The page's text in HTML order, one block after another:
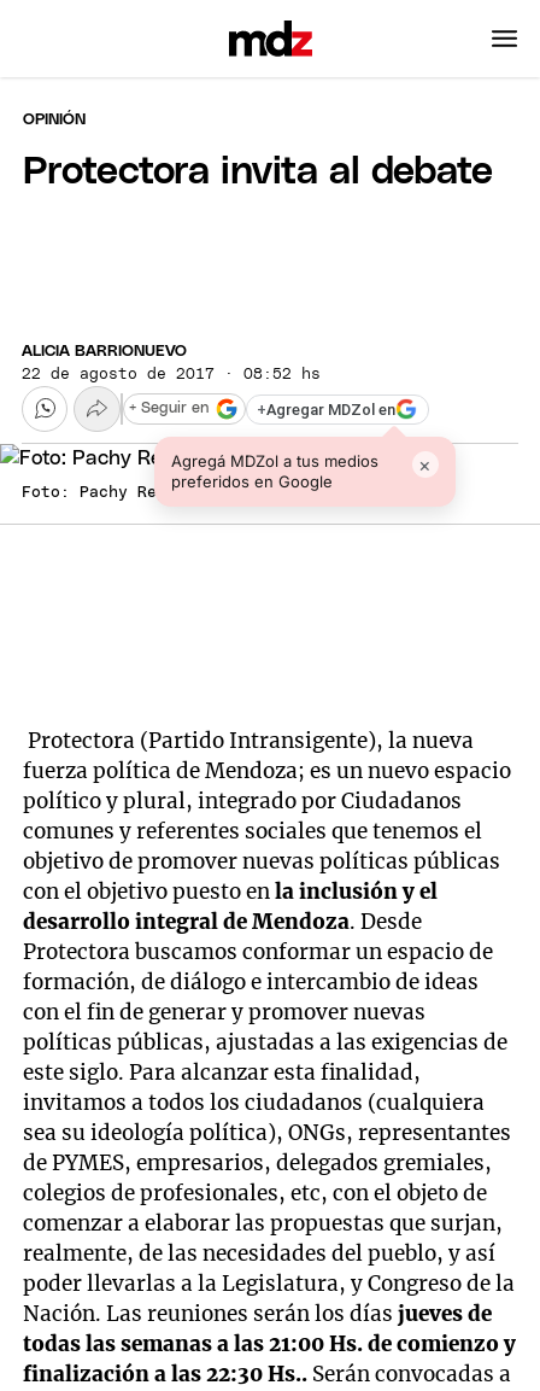
OPINIÓN
Protectora invita al debate
ALICIA BARRIONUEVO
22 de agosto de 2017 · 08:52 hs
+Agregar MDZol en
Agregá MDZol a tus medios
preferidos en Google
×
+ Seguir en
Foto: Pachy Reynoso/MDZ
Protectora (Partido Intransigente), la nueva
fuerza política de Mendoza; es un nuevo espacio
político y plural, integrado por Ciudadanos
comunes y referentes sociales que tenemos el
objetivo de promover nuevas políticas públicas
con el objetivo puesto enla inclusión y el
desarrollo integral de Mendoza. Desde
Protectora buscamos conformar un espacio de
formación, de diálogo e intercambio de ideas
con el fin de generar y promover nuevas
políticas públicas, ajustadas a las exigencias de
este siglo. Para alcanzar esta finalidad,
invitamos a todos los ciudadanos (cualquiera
sea su ideología política), ONGs, representantes
de PYMES, empresarios, delegados gremiales,
colegios de profesionales, etc, con el objeto de
comenzar a elaborar las propuestas que surjan,
realmente, de las necesidades del pueblo, y así
poder llevarlas a la Legislatura, y Congreso de la
Nación. Las reuniones serán los díasjueves de
todas las semanas a las 21:00 Hs. de comienzo y
finalización a las 22:30 Hs.. Serán convocadas a